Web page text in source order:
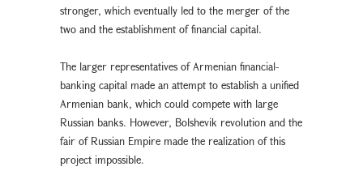
stronger, which eventually led to the merger of the
two and the establishment of financial capital.
The larger representatives of Armenian financial-
banking capital made an attempt to establish a unified
Armenian bank, which could compete with large
Russian banks. However, Bolshevik revolution and the
fair of Russian Empire made the realization of this
project impossible.